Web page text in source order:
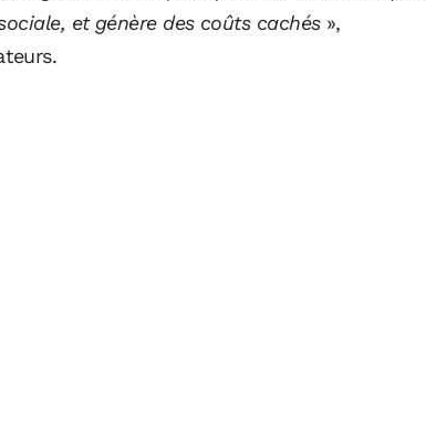
et génère des coûts cachés»,